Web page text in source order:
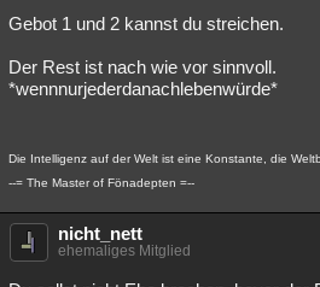
Gebot 1 und 2 kannst du streichen.
Der Rest ist nach wie vor sinnvoll.
*wennnurjederdanachlebenwürde*
Die Intelligenz auf der Welt ist eine Konstante, die
--= The Master of Fönadepten =--
nicht_nett
ehemaliges Mitglied